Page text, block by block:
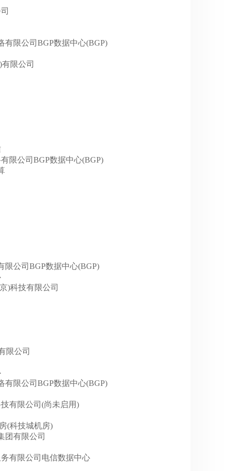
有限公司BGP数据中心(BGP)
限公司
限公司BGP数据中心(BGP)
限公司BGP数据中心(BGP)
)科技有限公司
限公司
有限公司BGP数据中心(BGP)
有限公司(尚未启用)
(科技城机房)
团有限公司
务有限公司电信数据中心